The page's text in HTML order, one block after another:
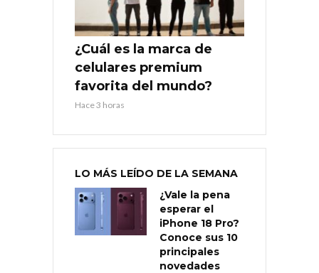
¿Cuál es la marca de
celulares premium
favorita del mundo?
Hace 3 horas
LO MÁS LEÍDO DE LA SEMANA
¿Vale la pena
esperar el
iPhone 18 Pro?
Conoce sus 10
principales
novedades